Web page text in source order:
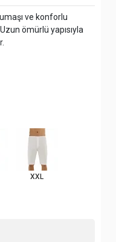
ve konforlu
ömürlü yapısıyla
XXL